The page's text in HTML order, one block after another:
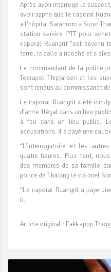
Après avoir interrogé le
avoir appris que le caporal
a l'hôpital Saranrom a Surat
station service PTT pour
caporal Ruangrit “est devenu
terre, la balle a ricoché et a
Le commandant de la police
Teerapol Thipjaroen et les
sont rendus au commissariat
Le caporal Ruangrit a été
d’arme illégal dans un lieu
a feu dans un lieu public.
accusations. Il a payé une
“L’interrogatoire et les
quatre heures. Plus tard,
des membres de sa famille
police de Thalang le colonel
“Le caporal Ruangrit a paye
il.
Article original : Eakkapop